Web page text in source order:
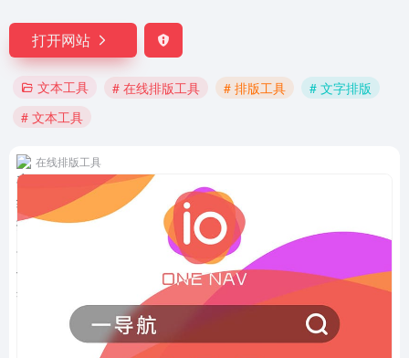
打开网站
文本工具 # 在线排版工具 # 排版工具
# 文字排版
# 文本工具
在线排版工具